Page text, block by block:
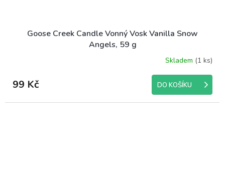
Goose Creek Candle Vonný Vosk Vanilla Snow
Angels, 59 g
Skladem (1 ks)
99 Kč DO KOŠÍKU